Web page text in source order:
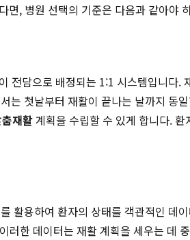
면, 병원 선택의 기준은 다음과 같아야
전담으로 배정되는 1:1 시스템입니다
첫날부터 재활이 끝나는 날까지 동
재활계획을 수립할 수 있게 합니다.
활용하여 환자의 상태를 객관적인
한 데이터는 재활 계획을 세우는 데